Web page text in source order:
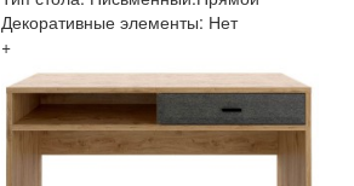
Декоративные элементы: Нет
+